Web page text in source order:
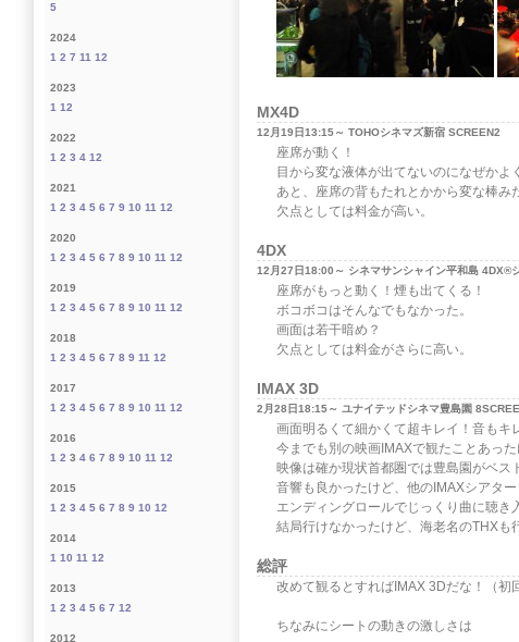
MX4D
12月19日13:15～ TOHOシネマズ新宿 SCREEN2
座席が動く！
目から変な液体が出てないのになぜか
あと、座席の背もたれとかから変な棒み
欠点としては料金が高い。
4DX
12月27日18:00～ シネマサンシャイン平和島 4DX®
座席がもっと動く！煙も出てくる！
ボコボコはそんなでもなかった。
画面は若干暗め？
欠点としては料金がさらに高い。
IMAX 3D
2月28日18:15～ ユナイテッドシネマ豊島園
画面明るくて細かくて超キレイ！音もキ
今までも別の映画IMAXで観たことあっ
映像は確か現状首都圏では豊島園がベス
音響も良かったけど、他のIMAXシアタ
エンディングロールでじっくり曲に聴き
結局行けなかったけど、海老名のTHXも
総評
改めて観るとすればIMAX 3Dだな！（初
ちなみにシートの動きの激しさは
5
2024
1 2 7 11 12
2023
1 12
2022
1 2 3 4 12
2021
1 2 3 4 5 6 7 9 10 11 12
2020
1 2 3 4 5 6 7 8 9 10 11 12
2019
1 2 3 4 5 6 7 8 9 10 11 12
2018
1 2 3 4 5 6 7 8 9 11 12
2017
1 2 3 4 5 6 7 8 9 10 11 12
2016
1 2 3 4 6 7 8 9 10 11 12
2015
1 2 3 4 5 6 7 8 9 10 12
2014
1 10 11 12
2013
1 2 3 4 5 6 7 12
2012